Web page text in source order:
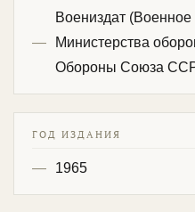
Воениздат (Военное
Министерства
Обороны Союза
ГОД ИЗДАНИЯ
1965